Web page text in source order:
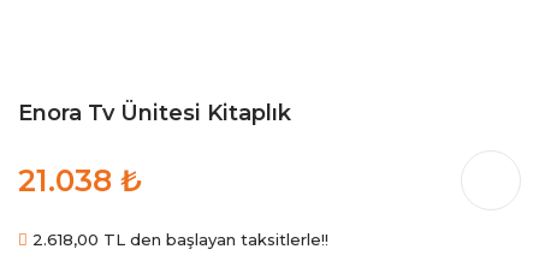
Enora Tv Ünitesi Kitaplık
21.038 ₺
2.618,00 TL den başlayan taksitlerle!!